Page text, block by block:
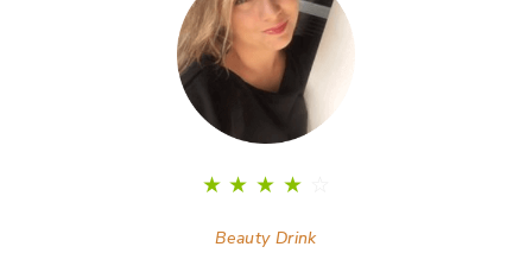
★ ★ ★ ★
Beauty Drink